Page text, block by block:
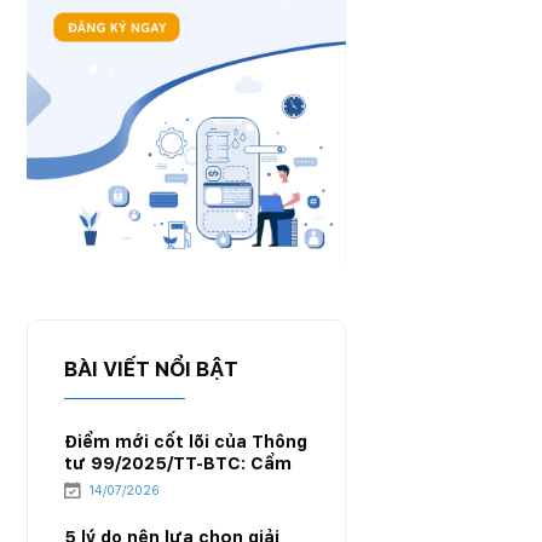
BÀI VIẾT NỔI BẬT
Điểm mới cốt lõi của Thông
tư 99/2025/TT-BTC: Cẩm
nang chuyển đổi hệ thống
xăng dầu
14/07/2026
5 lý do nên lựa chọn giải